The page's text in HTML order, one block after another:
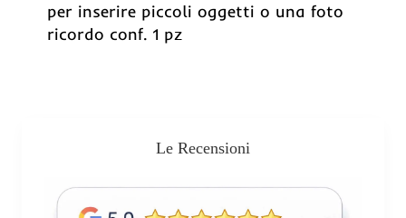
per inserire piccoli oggetti o una foto
ricordo conf. 1 pz
Le Recensioni